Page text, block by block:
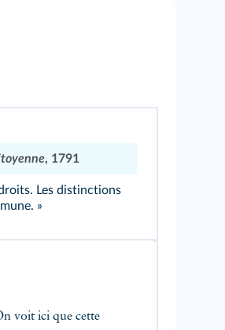
, 1791
Les distinctions
»
voit ici que cette